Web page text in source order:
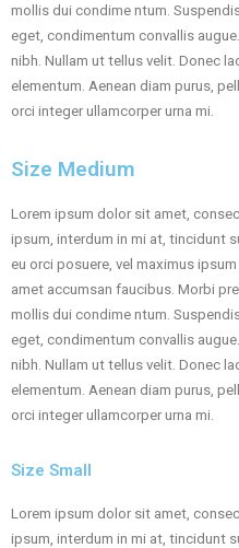
mollis dui condime ntum.
eget, condimentum convallis
nibh. Nullam ut tellus velit. Donec
elementum. Aenean diam purus,
orci integer ullamcorper urna mi.
Size Medium
Lorem ipsum dolor sit amet,
ipsum, interdum in mi at, tincidunt
eu orci posuere, vel maximus
amet accumsan faucibus. Morbi
mollis dui condime ntum.
eget, condimentum convallis
nibh. Nullam ut tellus velit. Donec
elementum. Aenean diam purus,
orci integer ullamcorper urna mi.
Size Small
Lorem ipsum dolor sit amet,
ipsum, interdum in mi at, tincidunt